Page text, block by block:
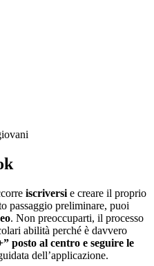
iscriversi e creare il proprio
passaggio preliminare, puoi
. Non preoccuparti, il processo
abilità perché è davvero
posto al centro e seguire le
dell’applicazione.